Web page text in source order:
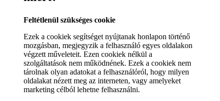
Feltétlenül szükséges cookie
Ezek a cookiek segítséget nyújtanak honlapon történő
mozgásban, megjegyzik a felhasználó egyes oldalakon
végzett műveleteit. Ezen cookiek nélkül a
szolgáltatások nem működnének. Ezek a cookiek nem
tárolnak olyan adatokat a felhasználóról, hogy milyen
oldalakat nézett meg az interneten, vagy amelyeket
marketing célból lehetne felhasználni.